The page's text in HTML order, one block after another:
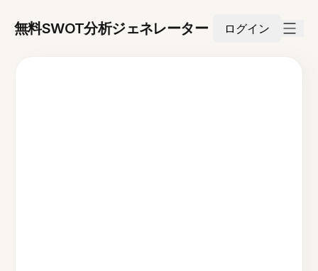
無料SWOT分析ジェネレーター ログイン